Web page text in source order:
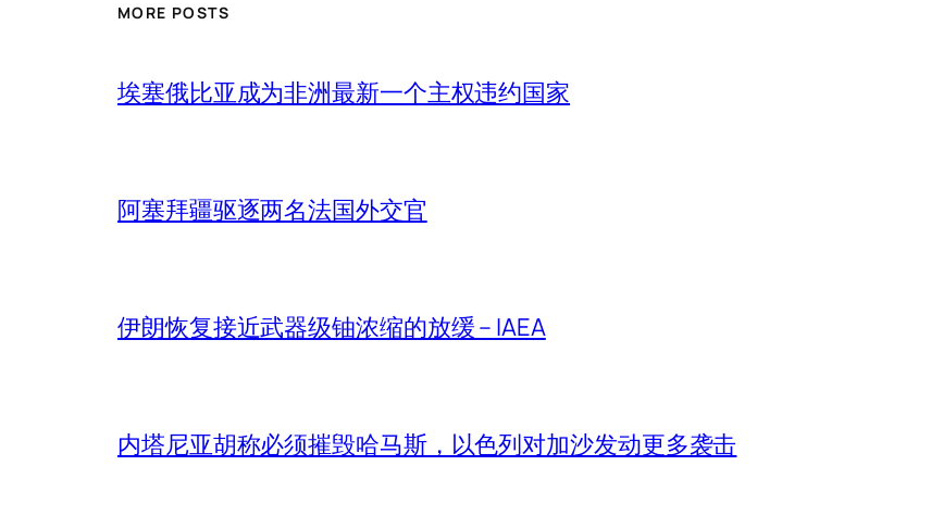
MORE POSTS
埃塞俄比亚成为非洲最新一个主权违约国家
阿塞拜疆驱逐两名法国外交官
伊朗恢复接近武器级铀浓缩的放缓 – IAEA
内塔尼亚胡称必须摧毁哈马斯，以色列对加沙发动更多袭击